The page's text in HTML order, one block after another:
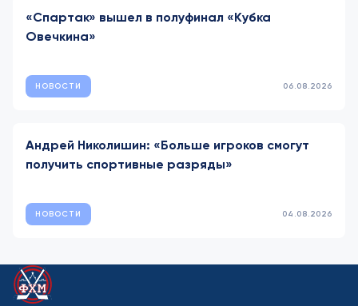
«Спартак» вышел в полуфинал «Кубка
Овечкина»
НОВОСТИ 06.08.2026
Андрей Николишин: «Больше игроков смогут
получить спортивные разряды»
НОВОСТИ 04.08.2026